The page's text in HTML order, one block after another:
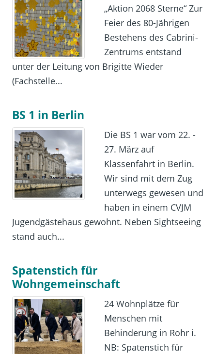
„Aktion 2068 Sterne“ Zur
Feier des 80-Jährigen
Bestehens des Cabrini-
Zentrums entstand
unter der Leitung von Brigitte Wieder
(Fachstelle...
BS 1 in Berlin
Die BS 1 war vom 22. -
27. März auf
Klassenfahrt in Berlin.
Wir sind mit dem Zug
unterwegs gewesen und
haben in einem CVJM
Jugendgästehaus gewohnt. Neben Sightseeing
stand auch...
Spatenstich für
Wohngemeinschaft
24 Wohnplätze für
Menschen mit
Behinderung in Rohr i.
NB: Spatenstich für